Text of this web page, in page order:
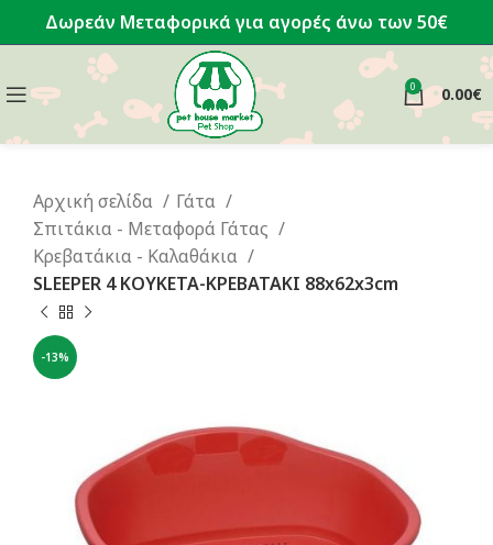
Δωρεάν Μεταφορικά για αγορές άνω των 50€
0 0.00€
Αρχική σελίδα
Γάτα
Σπιτάκια - Μεταφορά Γάτας
Κρεβατάκια - Καλαθάκια
SLEEPER 4 ΚΟΥΚΕΤΑ-ΚΡΕΒΑΤΑΚΙ 88x62x3cm
-13%